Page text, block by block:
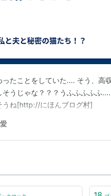
たことをしていた.... そう、高
うじゃな？？？うふふふふふ
うね[http://にほんブログ村]